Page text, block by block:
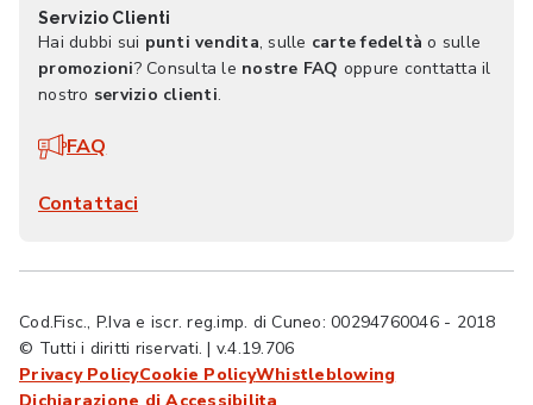
Servizio Clienti
Hai dubbi sui punti vendita, sulle carte fedeltà o sulle
promozioni? Consulta le nostre FAQ oppure conttatta il
nostro servizio clienti.
FAQ
Contattaci
Cod.Fisc., P.Iva e iscr. reg.imp. di Cuneo: 00294760046 - 2018
© Tutti i diritti riservati. | v.4.19.706
Privacy PolicyCookie PolicyWhistleblowing